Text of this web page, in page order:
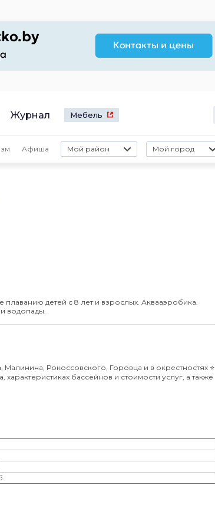
Журнал Мебель
Афиша Мой район Мой город
плаванию детей с 8 лет и взрослых. Аквааэробика.
водопады.
Рокоссовского, Горовца и в окрестностях ⭐️
бассейнов и стоимости услуг, а также